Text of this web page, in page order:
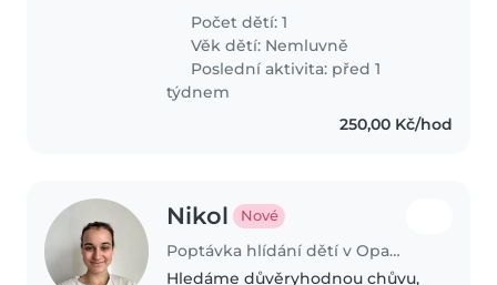
boy, who is now 1 year old. We're
looking for a warm, reliable, and
experienced English-speaking..
Počet dětí: 1
Věk dětí: Nemluvně
Poslední aktivita: před 1
týdnem
250,00 Kč/hod
Nikol Nové
Poptávka hlídání dětí v Opava
Hledáme důvěryhodnou chůvu,